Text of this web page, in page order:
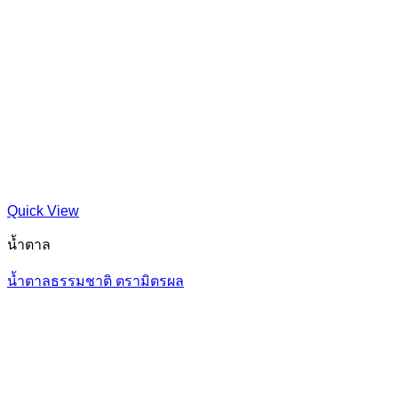
Quick View
น้ำตาล
น้ำตาลธรรมชาติ ตรามิตรผล